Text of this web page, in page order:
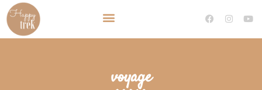
voyage